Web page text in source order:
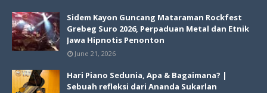
Sidem Kayon Guncang Mataraman Rockfest
Grebeg Suro 2026, Perpaduan Metal dan Etnik
Jawa Hipnotis Penonton
June 21, 2026
Hari Piano Sedunia, Apa & Bagaimana? |
Sebuah refleksi dari Ananda Sukarlan